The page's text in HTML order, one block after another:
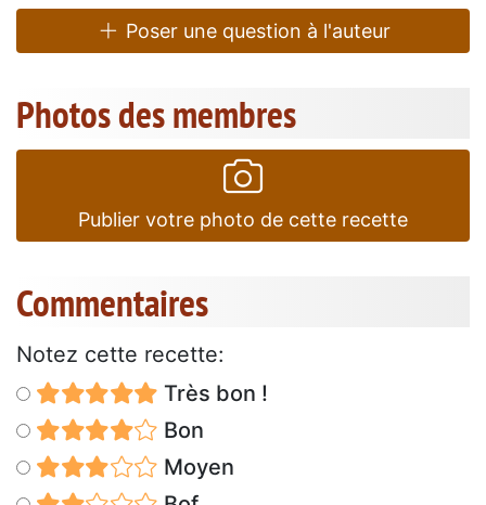
Poser une question à l'auteur
Photos des membres
Publier votre photo de cette recette
Commentaires
Notez cette recette:
Très bon !
Bon
Moyen